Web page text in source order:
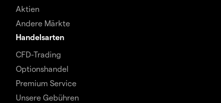
Aktien
Andere Märkte
Handelsarten
CFD-Trading
Optionshandel
Premium Service
Unsere Gebühren